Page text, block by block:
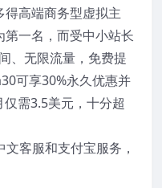
高端商务型虚拟主
一名，而受中小站长
、无限流量，免费提
可享30%永久优惠并
需3.5美元，十分超
客服和支付宝服务，